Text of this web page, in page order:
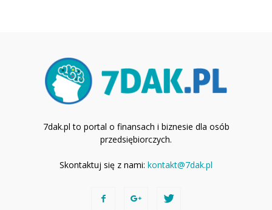
7dak.pl to portal o finansach i biznesie dla osób
przedsiębiorczych.
Skontaktuj się z nami: kontakt@7dak.pl